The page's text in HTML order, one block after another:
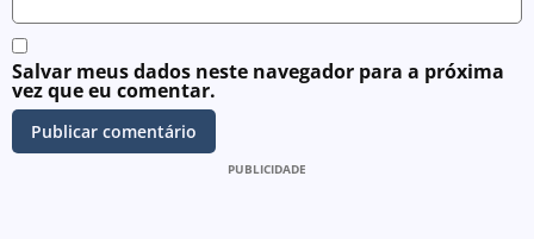
Salvar meus dados neste navegador para a próxima
vez que eu comentar.
PUBLICIDADE